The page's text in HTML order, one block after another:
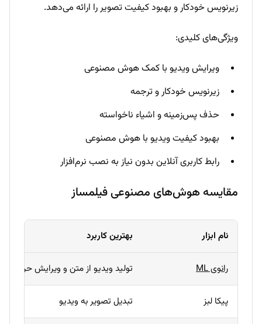
زیرنویس خودکار و بهبود کیفیت تصویر را ارائه می‌دهد.
ویژگی‌های کلیدی:
ویرایش ویدیو با کمک هوش مصنوعی
زیرنویس خودکار و ترجمه
حذف پس‌زمینه و اشیاء ناخواسته
بهبود کیفیت ویدیو با هوش مصنوعی
رابط کاربری آنلاین بدون نیاز به نصب نرم‌افزار
مقایسه هوش‌های مصنوعی فیلمساز
نام ابزار بهترین کاربرد
رانوی ML تولید ویدیو از متن و ویرایش حرفه‌ای
پیکا لبز تبدیل تصویر به ویدیو